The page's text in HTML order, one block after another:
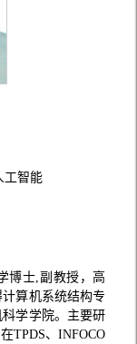
工智能
博士,副教授，高
算机系统结构专
学学院。主要研
TPDS、INFOCO